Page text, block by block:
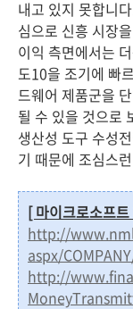
내고 있지 못합니
심으로 신흥 시장
이익 측면에서는
도10을 조기에 빠
드웨어 제품군을
될 수 있을 것으로
생산성 도구 수성
기 때문에 조심스
[ 마이크로소프
http://
aspx/
http://